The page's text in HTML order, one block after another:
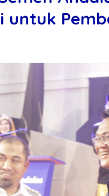
untuk